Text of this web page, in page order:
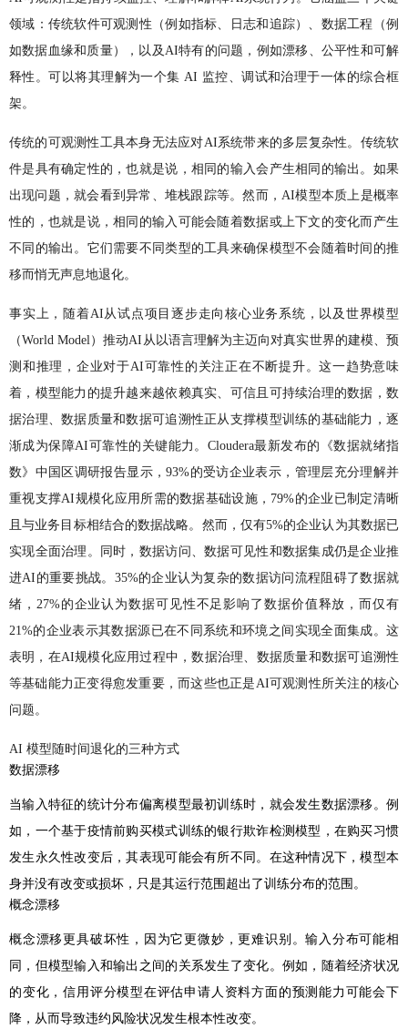
领域：传统软件可观测性（例如指标、日志和追踪）、数据工程（例
如数据血缘和质量），以及AI特有的问题，例如漂移、公平性和可解
释性。可以将其理解为一个集 AI 监控、调试和治理于一体的综合框
架。
传统的可观测性工具本身无法应对AI系统带来的多层复杂性。传统软
件是具有确定性的，也就是说，相同的输入会产生相同的输出。如果
出现问题，就会看到异常、堆栈跟踪等。然而，AI模型本质上是概率
性的，也就是说，相同的输入可能会随着数据或上下文的变化而产生
不同的输出。它们需要不同类型的工具来确保模型不会随着时间的推
移而悄无声息地退化。
事实上，随着AI从试点项目逐步走向核心业务系统，以及世界模型
（World Model）推动AI从以语言理解为主迈向对真实世界的建模、预
测和推理，企业对于AI可靠性的关注正在不断提升。这一趋势意味
着，模型能力的提升越来越依赖真实、可信且可持续治理的数据，数
据治理、数据质量和数据可追溯性正从支撑模型训练的基础能力，逐
渐成为保障AI可靠性的关键能力。Cloudera最新发布的《数据就绪指
数》中国区调研报告显示，93%的受访企业表示，管理层充分理解并
重视支撑AI规模化应用所需的数据基础设施，79%的企业已制定清晰
且与业务目标相结合的数据战略。然而，仅有5%的企业认为其数据已
实现全面治理。同时，数据访问、数据可见性和数据集成仍是企业推
进AI的重要挑战。35%的企业认为复杂的数据访问流程阻碍了数据就
绪，27%的企业认为数据可见性不足影响了数据价值释放，而仅有
21%的企业表示其数据源已在不同系统和环境之间实现全面集成。这
表明，在AI规模化应用过程中，数据治理、数据质量和数据可追溯性
等基础能力正变得愈发重要，而这些也正是AI可观测性所关注的核心
问题。
AI 模型随时间退化的三种方式
数据漂移
当输入特征的统计分布偏离模型最初训练时，就会发生数据漂移。例
如，一个基于疫情前购买模式训练的银行欺诈检测模型，在购买习惯
发生永久性改变后，其表现可能会有所不同。在这种情况下，模型本
身并没有改变或损坏，只是其运行范围超出了训练分布的范围。
概念漂移
概念漂移更具破坏性，因为它更微妙，更难识别。输入分布可能相
同，但模型输入和输出之间的关系发生了变化。例如，随着经济状况
的变化，信用评分模型在评估申请人资料方面的预测能力可能会下
降，从而导致违约风险状况发生根本性改变。